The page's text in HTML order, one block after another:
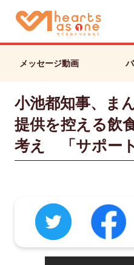
メッセージ動画
小池都知事、ま
提供を控える飲
考え 「サポー